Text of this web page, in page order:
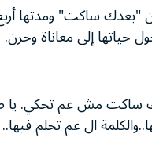
ساكت" ومدتها
حياتها إلى معاناة وحزن.
ساكت مش عم تحكي.
ال عم تحلم